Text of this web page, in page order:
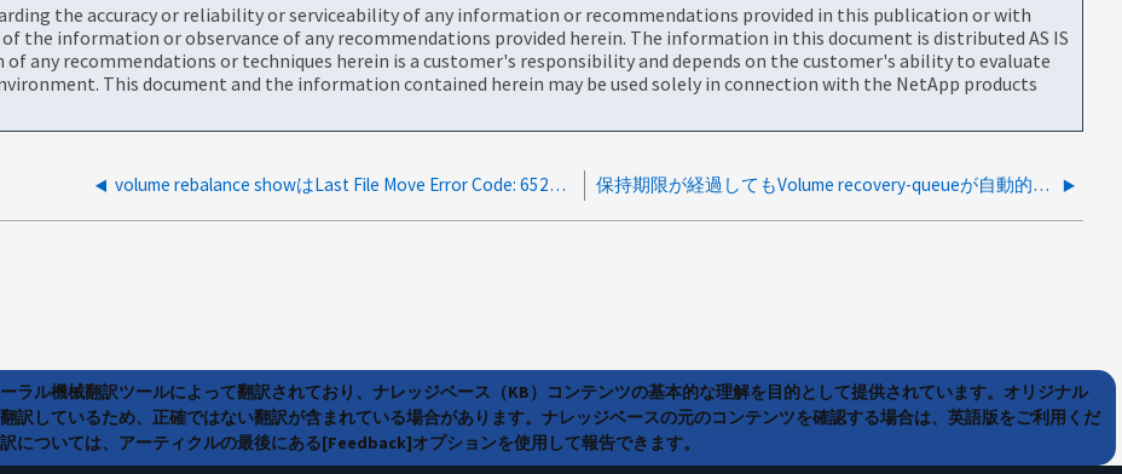
the accuracy or reliability or serviceability of any information or recommendations provided in this publication or with
the information or observance of any recommendations provided herein. The information in this document is distributed AS IS
any recommendations or techniques herein is a customer's responsibility and depends on the customer's ability to evaluate
This document and the information contained herein may be used solely in connection with the NetApp products
volume rebalance showはLast File Move Error Code: 6525および6597を返す 保持期限が経過してもVolume recovery-queueが自動的にパージされない
ラル機械翻訳ツールによって翻訳されており、ナレッジベース（KB）コンテンツの基本的な理解を目的として提供されています。オリジナル
訳しているため、正確ではない翻訳が含まれている場合があります。ナレッジベースの元のコンテンツを確認する場合は、英語版をご利用くだ
については、アーティクルの最後にある[Feedback]オプションを使用して報告できます。